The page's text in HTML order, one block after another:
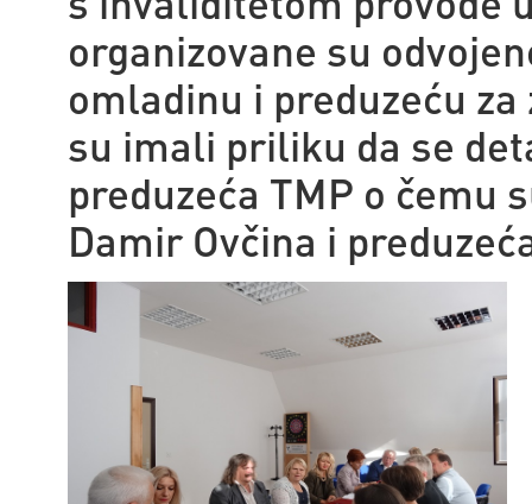
organizovane su
omladinu i preduzeću
su imali priliku da se
preduzeća TMP o
Damir Ovčina i